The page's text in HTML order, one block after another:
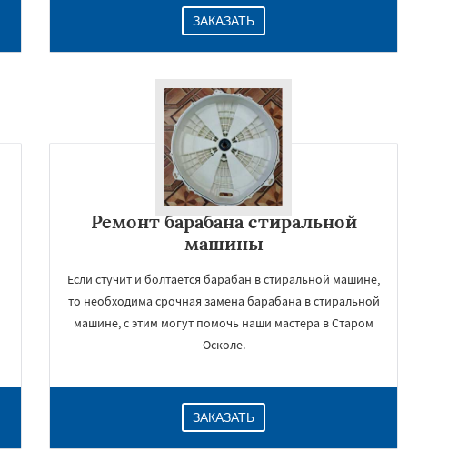
ЗАКАЗАТЬ
Ремонт барабана стиральной
машины
Если стучит и болтается барабан в стиральной машине,
то необходима срочная замена барабана в стиральной
машине, с этим могут помочь наши мастера в Старом
Осколе.
ЗАКАЗАТЬ